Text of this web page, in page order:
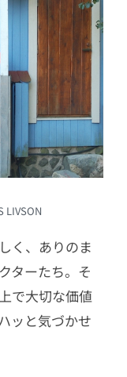
LIVSON
く、ありのま
ターたち。そ
で大切な価値
ッと気づかせ